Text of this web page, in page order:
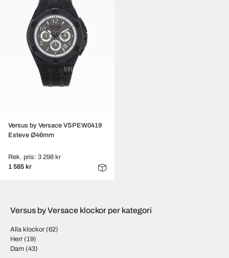
Versus by Versace VSPEW0419
Esteve Ø46mm
Rek. pris: 3 298 kr
1 585 kr
Versus by Versace klockor per kategori
Alla klockor (62)
Herr (19)
Dam (43)